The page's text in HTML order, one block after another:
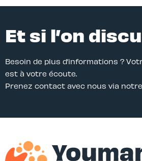
Et si l’on
Besoin de plus d’informations ?
est à votre écoute.
Prenez contact avec nous via